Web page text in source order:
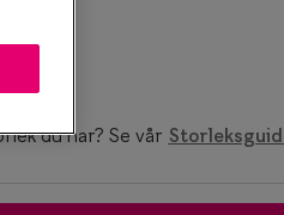
du har? Se vår